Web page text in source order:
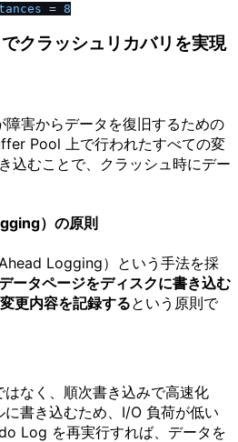
= 8
クラッシュリカバリを実現
害からデータを復旧するための
Pool 上で行われたすべての変
込むことで、クラッシュ時にデー
）の原則
Logging）という手法を採
ータページをディスクに書き込む
更内容を記録するという原則で
はなく、順次書き込みで高速化
書き込むため、I/O 負荷が低い
Log を再実行すれば、データを